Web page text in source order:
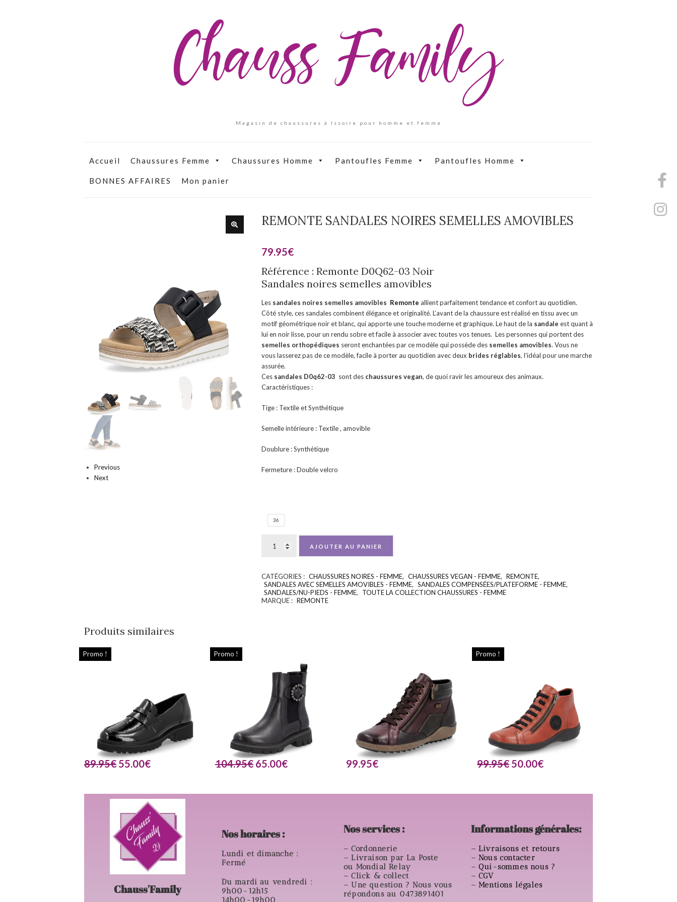
Chauss Family
Magasin de chaussures à Issoire pour homme et femme
Accueil Chaussures Femme Chaussures Homme Pantoufles Femme Pantoufles Homme
BONNES AFFAIRES Mon panier
Previous
Next
REMONTE SANDALES NOIRES SEMELLES AMOVIBLES
79.95€
Référence : Remonte D0Q62-03 Noir
Sandales noires semelles amovibles
Les sandales noires semelles amovibles Remonte allient parfaitement tendance et confort au quotidien.
Côté style, ces sandales combinent élégance et originalité. L’avant de la chaussure est réalisé en tissu avec un
motif géométrique noir et blanc, qui apporte une touche moderne et graphique. Le haut de la sandale est quant à
lui en noir lisse, pour un rendu sobre et facile à associer avec toutes vos tenues. Les personnes qui portent des
semelles orthopédiques seront enchantées par ce modèle qui possède des semelles amovibles. Vous ne
vous lasserez pas de ce modèle, facile à porter au quotidien avec deux brides réglables, l’idéal pour une marche
assurée.
Ces sandales D0q62-03 sont des chaussures vegan, de quoi ravir les amoureux des animaux.
Caractéristiques :
Tige : Textile et Synthétique
Semelle intérieure : Textile , amovible
Doublure : Synthétique
Fermeture : Double velcro
36
AJOUTER AU PANIER
CATÉGORIES : CHAUSSURES NOIRES - FEMME, CHAUSSURES VEGAN - FEMME, REMONTE,
SANDALES AVEC SEMELLES AMOVIBLES - FEMME, SANDALES COMPENSÉES/PLATEFORME - FEMME,
SANDALES/NU-PIEDS - FEMME,
TOUTE LA COLLECTION CHAUSSURES - FEMME
MARQUE : REMONTE
Produits similaires
Promo !
89.95€ 55.00€
Promo !
104.95€ 65.00€ 99.95€
Promo !
99.95€ 50.00€
Chauss'Family
Nos horaires :
Lundi et dimanche :
Fermé
Du mardi au vendredi :
9h00-12h15
14h00-19h00
Nos services :
– Cordonnerie
– Livraison par La Poste
ou Mondial Relay
– Click & collect
– Une question ? Nous vous
répondons au 0473891401
Informations générales:
– Livraisons et retours
– Nous contacter
– Qui-sommes nous ?
– CGV
– Mentions légales